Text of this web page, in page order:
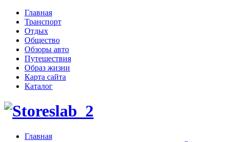
Главная
Транспорт
Отдых
Общество
Обзоры авто
Путешествия
Образ жизни
Карта сайта
Каталог
Главная